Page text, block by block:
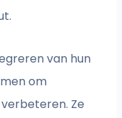
van hun
om
Ze